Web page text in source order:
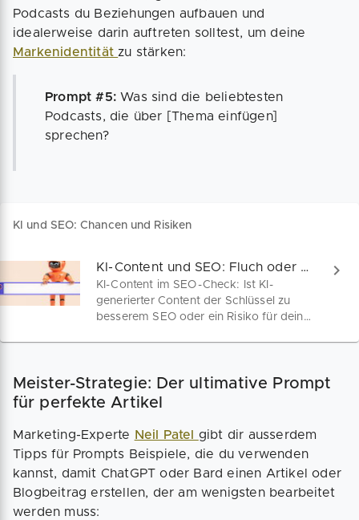
Podcasts du Beziehungen aufbauen und
idealerweise darin auftreten solltest, um deine
Markenidentität zu stärken:
Prompt #5: Was sind die beliebtesten
Podcasts, die über [Thema einfügen]
sprechen?
KI und SEO: Chancen und Risiken
KI-Content und SEO: Fluch oder Segen?
KI-Content im SEO-Check: Ist KI-
generierter Content der Schlüssel zu
besserem SEO oder ein Risiko für deine
Meister-Strategie: Der ultimative Prompt
für perfekte Artikel
Marketing-Experte Neil Patel gibt dir ausserdem
Tipps für Prompts Beispiele, die du verwenden
kannst, damit ChatGPT oder Bard einen Artikel oder
Blogbeitrag erstellen, der am wenigsten bearbeitet
werden muss: